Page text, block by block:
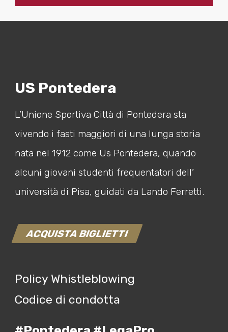
US Pontedera
L’Unione Sportiva Città di Pontedera sta
vivendo i fasti maggiori di una lunga storia
nata nel 1912 come Us Pontedera, quando
alcuni giovani studenti frequentatori dell’
università di Pisa, guidati da Lando Ferretti.
ACQUISTA BIGLIETTI
Policy Whistleblowing
Codice di condotta